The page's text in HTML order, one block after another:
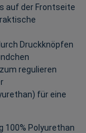
auf der Frontseite
Druckknöpfen
regulieren
für eine
100% Polyurethan